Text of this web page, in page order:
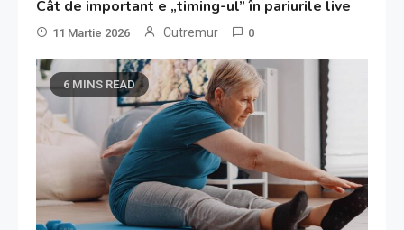
Cât de important e „timing-ul” în pariurile live
11 Martie 2026 Cutremur 0
6 MINS READ